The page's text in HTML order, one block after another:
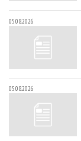
05.08.2026
05.08.2026